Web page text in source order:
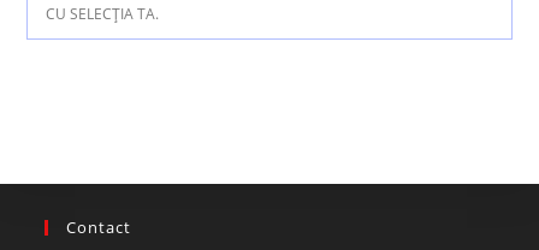
CU SELECȚIA TA.
Contact